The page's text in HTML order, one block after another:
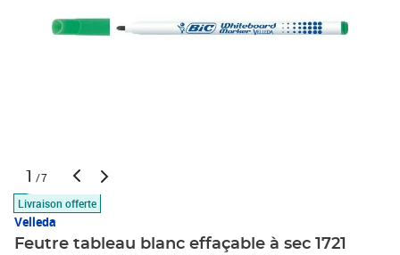
1 /7
Livraison offerte
Velleda
Feutre tableau blanc effaçable à sec 1721